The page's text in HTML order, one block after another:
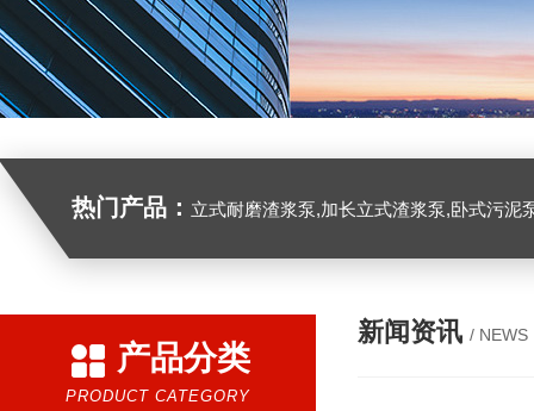
热门产品： 立式耐磨渣浆泵,加长立式渣浆泵,卧式污泥
产品分类
PRODUCT CATEGORY
新闻资讯 / NEWS